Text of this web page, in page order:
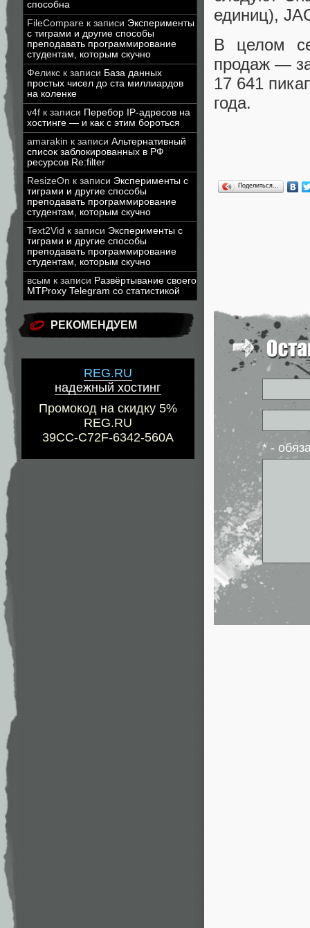
способна
FileCompare к записи Эксперименты
с тиграми и другие способы
преподавать программирование
студентам, которым скучно
Феликс к записи База данных
простых чисел до ста миллиардов
на коленке
v4f к записи Перебор IP-адресов на
хостинге — и как с этим бороться
amarakin к записи Альтернативный
список заблокированных в РФ
ресурсов Re:filter
ResizeOn к записи Эксперименты с
тиграми и другие способы
преподавать программирование
студентам, которым скучно
Text2Vid к записи Эксперименты с
тиграми и другие способы
преподавать программирование
студентам, которым скучно
всым к записи Развёртывание своего
MTProxy Telegram со статистикой
РЕКОМЕНДУЕМ
REG.RU
надежный хостинг
Промокод на скидку 5%
REG.RU
39CC-C72F-6342-560A
единиц),
В целом
продаж —
17 641
года.
Поделиться…
* -